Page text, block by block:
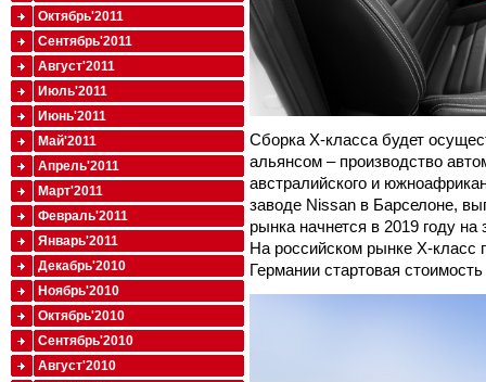
Сборка X-класса будет
альянсом – производство
австралийского и
заводе Nissan в Барселоне,
рынка начнется в 2019 году
На российском рынке X-класс
Германии стартовая
Октябрь'2011
Сентябрь'2011
Август'2011
Июль'2011
Июнь'2011
Май'2011
Апрель'2011
Март'2011
Февраль'2011
Январь'2011
Декабрь'2010
Ноябрь'2010
Октябрь'2010
Сентябрь'2010
Август'2010